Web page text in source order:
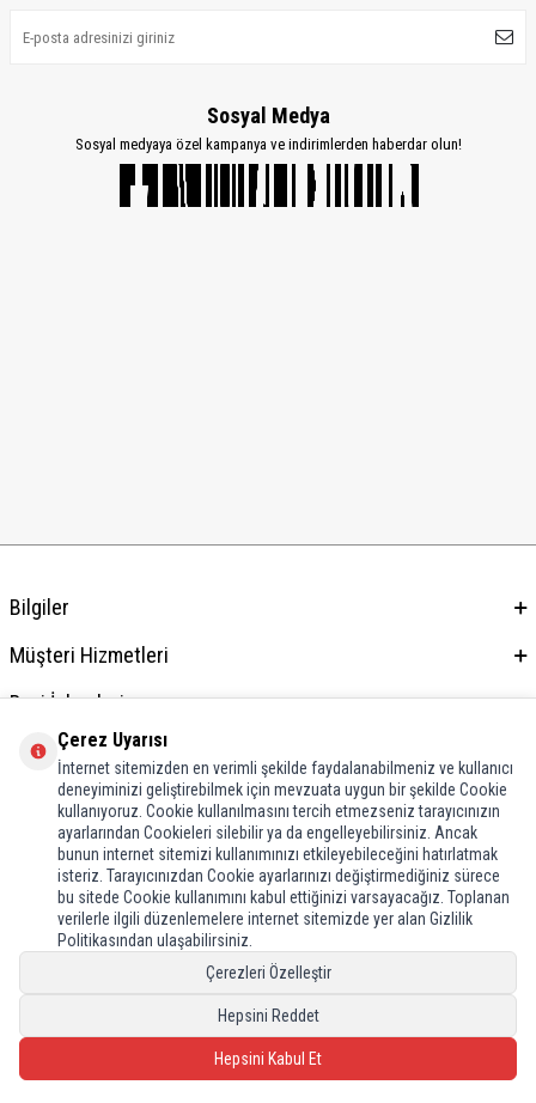
Sosyal Medya
Sosyal medyaya özel kampanya ve indirimlerden haberdar olun!
Bilgiler
Müşteri Hizmetleri
Bayi İşlemleri
Adres & İletişim
Çerez Uyarısı
İnternet sitemizden en verimli şekilde faydalanabilmeniz ve kullanıcı
deneyiminizi geliştirebilmek için mevzuata uygun bir şekilde Cookie
kullanıyoruz. Cookie kullanılmasını tercih etmezseniz tarayıcınızın
ayarlarından Cookieleri silebilir ya da engelleyebilirsiniz. Ancak
bunun internet sitemizi kullanımınızı etkileyebileceğini hatırlatmak
isteriz. Tarayıcınızdan Cookie ayarlarınızı değiştirmediğiniz sürece
bu sitede Cookie kullanımını kabul ettiğinizi varsayacağız. Toplanan
verilerle ilgili düzenlemelere internet sitemizde yer alan Gizlilik
Politikasından ulaşabilirsiniz.
Çerezleri Özelleştir
Hepsini Reddet
Hepsini Kabul Et